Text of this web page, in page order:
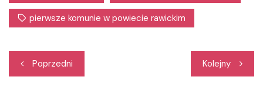
pierwsze komunie w powiecie rawickim
Nawigacja
wpisu
Poprzedni Kolejny